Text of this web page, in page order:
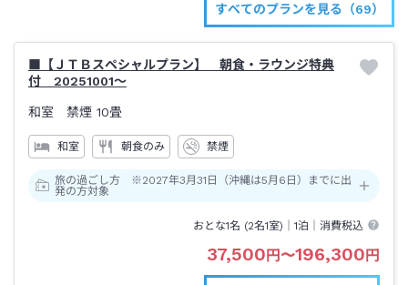
すべてのプランを見る（69）
■【ＪＴＢスペシャルプラン】 朝食・ラウンジ特典
付 20251001～
和室 禁煙 10畳
和室 朝食のみ 禁煙
旅の過ごし方 ※2027年3月31日（沖縄は5月6日）までに出
発の方対象
おとな1名 (2名1室)｜1泊 ｜消費税込
37,500円〜196,300円